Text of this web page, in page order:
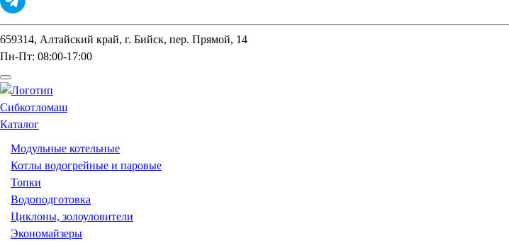
659314, Алтайский край, г. Бийск, пер. Прямой, 14
Пн-Пт: 08:00-17:00
Каталог
Модульные котельные
Котлы водогрейные и паровые
Топки
Водоподготовка
Циклоны, золоуловители
Экономайзеры